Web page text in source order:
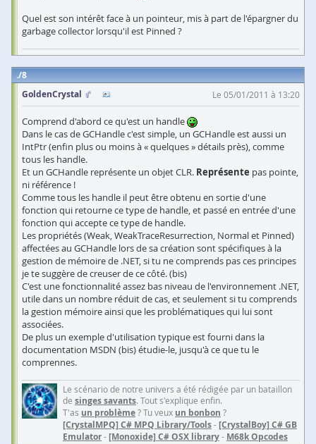
Quel est son intérêt face à un pointeur, mis à part de l'épargner du
garbage collector lorsqu'il est Pinned ?
8
GoldenCrystal
Le 05/01/2011 à 13:20
Comprend d'abord ce qu'est un handle
Dans le cas de GCHandle c'est simple, un GCHandle est aussi un
IntPtr (enfin plus ou moins à « quelques » détails près), comme
tous les handle.
Et un GCHandle représente un objet CLR. Représente pas pointe,
ni référence !
Comme tous les handle il peut être obtenu en sortie d'une
fonction qui retourne ce type de handle, et passé en entrée d'une
fonction qui accepte ce type de handle.
Les propriétés (Weak, WeakTraceResurrection, Normal et Pinned)
affectées au GCHandle lors de sa création sont spécifiques à la
gestion de mémoire de .NET, si tu ne comprends pas ces principes
je te suggère de creuser de ce côté. (bis)
C'est une fonctionnalité assez bas niveau de l'environnement .NET,
utile dans un nombre réduit de cas, et seulement si tu comprends
la gestion mémoire ainsi que les problématiques qui lui sont
associées.
De plus un exemple d'utilisation typique est fourni dans la
documentation MSDN (bis) étudie-le, jusqu'à ce que tu le
comprennes.
Le scénario de notre univers a été rédigée par un bataillon
de singes savants. Tout s'explique enfin.
T'as un problème? Tu veux un bonbon ?
[CrystalMPQ] C# MPQ Library/Tools- [CrystalBoy] C# GB
Emulator- [Monoxide] C# OSX library- M68k Opcodes